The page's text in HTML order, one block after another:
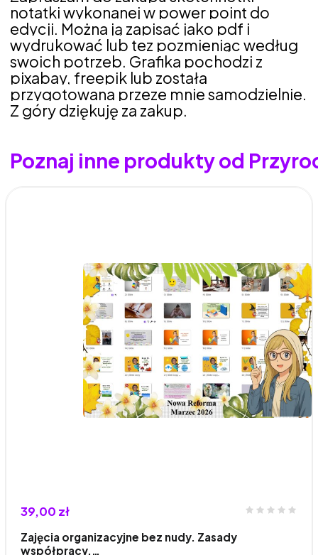
notatki wykonanej w power point do
edycji. Można ją zapisać jako pdf i
wydrukować lub tez pozmieniąc według
swoich potrzeb. Grafika pochodzi z
pixabay, freepik lub została
przygotowana przeze mnie samodzielnie.
Z góry dziękuję za zakup.
Poznaj inne produkty od
39,00 zł
Zajęcia organizacyjne bez nudy. Zasady
współpracy,…